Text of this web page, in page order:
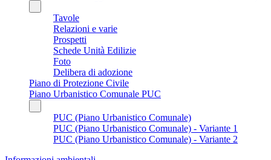
Tavole
Relazioni e varie
Prospetti
Schede Unità Edilizie
Foto
Delibera di adozione
Piano di Protezione Civile
Piano Urbanistico Comunale PUC
PUC (Piano Urbanistico Comunale)
PUC (Piano Urbanistico Comunale) - Variante 1
PUC (Piano Urbanistico Comunale) - Variante 2